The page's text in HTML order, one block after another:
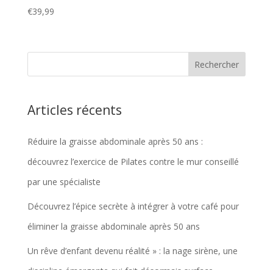
€39,99
Articles récents
Réduire la graisse abdominale après 50 ans :
découvrez l’exercice de Pilates contre le mur conseillé
par une spécialiste
Découvrez l’épice secrète à intégrer à votre café pour
éliminer la graisse abdominale après 50 ans
Un rêve d’enfant devenu réalité » : la nage sirène, une